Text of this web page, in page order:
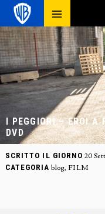
I PEGGIORI – EROI A
DVD
SCRITTO IL GIORNO 20
CATEGORIA blog, FILM